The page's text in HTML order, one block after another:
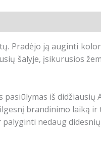
Pradėjo ją auginti
šalyje, įsikurusios
pasiūlymas iš didžiausių
brandinimo laiką
nedaug